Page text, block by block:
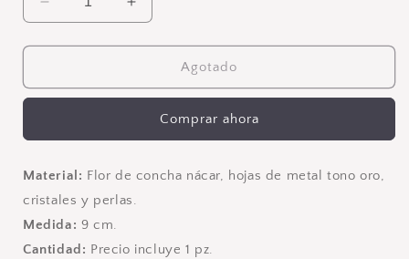
Reducir
cantidad
para
G.
Aumentar
cantidad
para
G.
Agotado
Comprar ahora
Material: Flor de concha nácar, hojas de metal tono oro,
cristales y perlas.
Medida: 9 cm.
Cantidad: Precio incluye 1 pz.